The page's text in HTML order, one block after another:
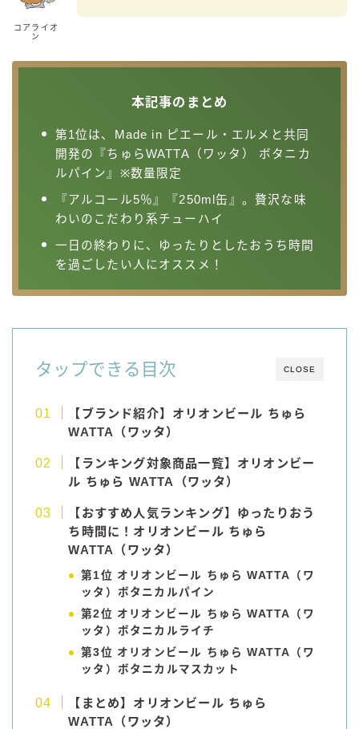
コカ・コーラ
檸檬堂
オリオンビール
WATTA
natura WATTA
ちゅらWATTA
合同酒精
その他メーカー
お得情報
Amazon
楽天
コラム
運営者情報
お問い合わせ
コアライオ
ン
本記事のまとめ
第1位は、Made in ピエール・エルメと共同
開発の『ちゅらWATTA（ワッタ） ボタニカ
ルパイン』※数量限定
『アルコール5％』『250ml缶』。贅沢な味
わいのこだわり系チューハイ
一日の終わりに、ゆったりとしたおうち時間
を過ごしたい人にオススメ！
CLOSE
タップできる目次
【ブランド紹介】オリオンビール ちゅら
WATTA（ワッタ）
【ランキング対象商品一覧】オリオンビー
ル ちゅら WATTA（ワッタ）
【おすすめ人気ランキング】ゆったりおう
ち時間に！オリオンビール ちゅら
WATTA（ワッタ）
第1位 オリオンビール ちゅら WATTA（ワ
ッタ）ボタニカルパイン
第2位 オリオンビール ちゅら WATTA（ワ
ッタ）ボタニカルライチ
第3位 オリオンビール ちゅら WATTA（ワ
ッタ）ボタニカルマスカット
【まとめ】 オリオンビール ちゅら
WATTA（ワッタ）